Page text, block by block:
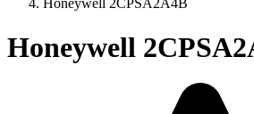
Honeywell 2CPSA2A4B
Honeywell